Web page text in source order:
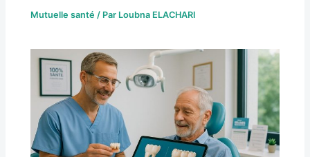
Mutuelle santé / Par Loubna ELACHARI